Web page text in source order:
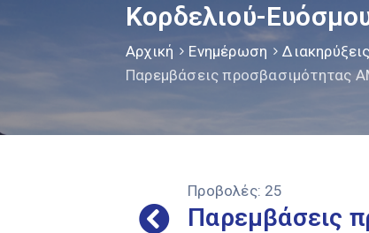
Κορδελιού-
Αρχική Ενημέρωση
Παρεμβάσεις προσβασιμότητας
Προβολές: 25
Παρεμβάσεις